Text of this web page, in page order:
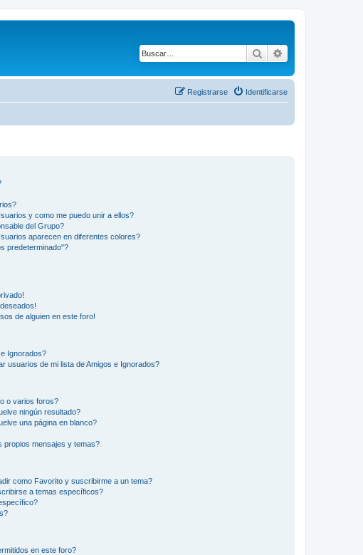
Buscar
Identificarse
Registrarse
y como me puedo unir a ellos?
del Grupo?
aparecen en diferentes colores?
predeterminado"?
de alguien en este foro!
Ignorados?
usuarios de mi lista de Amigos e Ignorados?
o varios foros?
ningún resultado?
una página en blanco?
propios mensajes y temas?
como Favorito y suscribirme a un tema?
a temas específicos?
en este foro?